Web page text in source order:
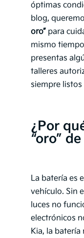
óptimas
blog,
oro”para
mismo
presentas
talleres
siempre
¿Por
“oro”
La batería es
vehículo. Sin
luces no
electrónicos
Kia, la batería